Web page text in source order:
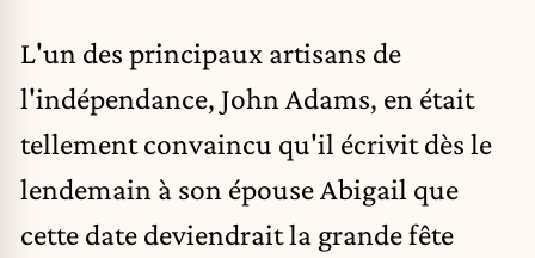
L'un des principaux artisans de
l'indépendance, John Adams, en était
tellement convaincu qu'il écrivit dès le
lendemain à son épouse Abigail que
cette date deviendrait la grande fête